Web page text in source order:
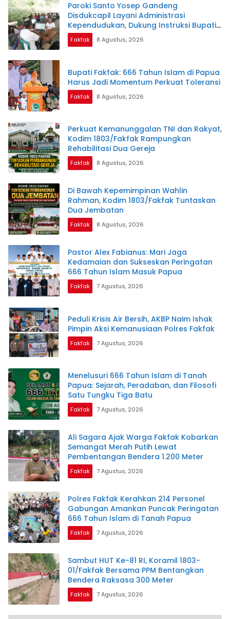
Paroki Santo Yosep Gandeng
Disdukcapil Layani Administrasi
Kependudukan, Dukung Instruksi Bupati
Samaun Dahlan
Fakfak 8 Agustus, 2026
Bupati Fakfak: 666 Tahun Islam di Papua
Harus Jadi Momentum Perkuat Toleransi
Fakfak 8 Agustus, 2026
Perkuat Kemanunggalan TNI dan Rakyat,
Kodim 1803/Fakfak Rampungkan
Rehabilitasi Dua Gereja
Fakfak 8 Agustus, 2026
Di Bawah Kepemimpinan Wahlin
Rahman, Kodim 1803/Fakfak Tuntaskan
Dua Jembatan
Fakfak 8 Agustus, 2026
Pastor Alex Fabianus: Mari Jaga
Kedamaian dan Sukseskan Peringatan
666 Tahun Islam Masuk Papua
Fakfak 7 Agustus, 2026
Peduli Krisis Air Bersih, AKBP Naim Ishak
Pimpin Aksi Kemanusiaan Polres Fakfak
Fakfak 7 Agustus, 2026
Menelusuri 666 Tahun Islam di Tanah
Papua: Sejarah, Peradaban, dan Filosofi
Satu Tungku Tiga Batu
Fakfak 7 Agustus, 2026
Ali Sagara Ajak Warga Fakfak Kobarkan
Semangat Merah Putih Lewat
Pembentangan Bendera 1.200 Meter
Fakfak 7 Agustus, 2026
Polres Fakfak Kerahkan 214 Personel
Gabungan Amankan Puncak Peringatan
666 Tahun Islam di Tanah Papua
Fakfak 7 Agustus, 2026
Sambut HUT Ke-81 RI, Koramil 1803-
01/Fakfak Bersama PPM Bentangkan
Bendera Raksasa 300 Meter
Fakfak 7 Agustus, 2026